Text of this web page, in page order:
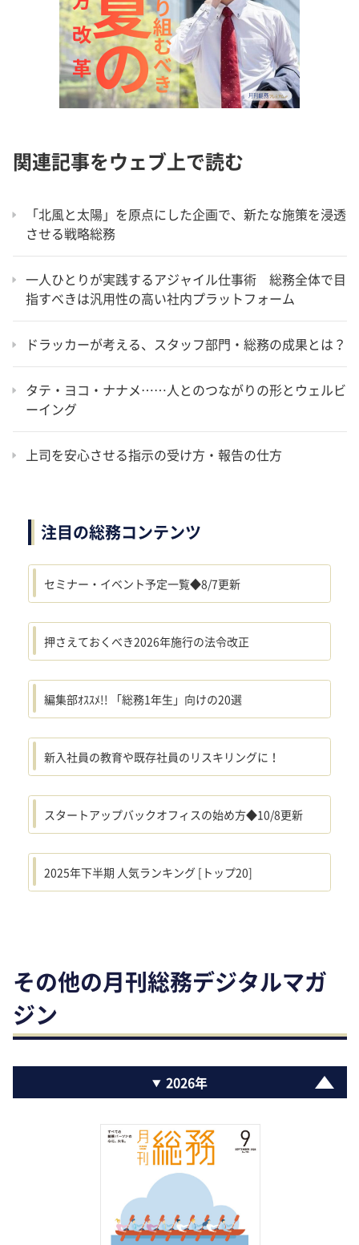
関連記事をウェブ上で読む
「北風と太陽」を原点にした企画で、新たな施策を浸透
させる戦略総務
一人ひとりが実践するアジャイル仕事術 総務全体で目
指すべきは汎用性の高い社内プラットフォーム
ドラッカーが考える、スタッフ部門・総務の成果とは？
タテ・ヨコ・ナナメ……人とのつながりの形とウェルビ
ーイング
上司を安心させる指示の受け方・報告の仕方
注目の総務コンテンツ
セミナー・イベント予定一覧◆8/7更新
押さえておくべき2026年施行の法令改正
編集部ｵｽｽﾒ!! 「総務1年生」向けの20選
新入社員の教育や既存社員のリスキリングに！
スタートアップバックオフィスの始め方◆10/8更新
2025年下半期 人気ランキング [トップ20]
その他の月刊総務デジタルマガ
ジン
2026年